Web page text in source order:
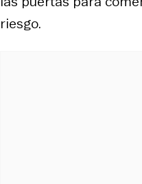
riesgo.